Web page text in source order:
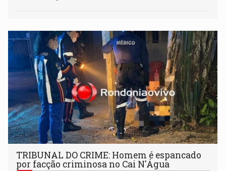
TRIBUNAL DO CRIME: Homem é espancado
por facção criminosa no Cai N'Água